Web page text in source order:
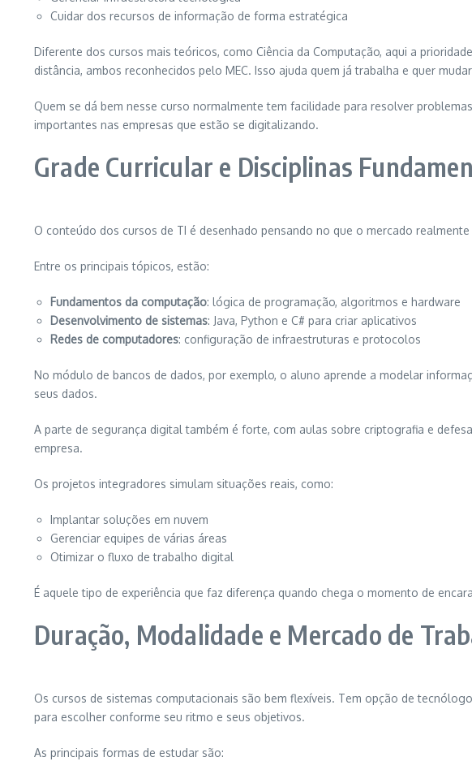
Cuidar dos recursos de informação de forma estratégica
Diferente dos cursos mais teóricos, como Ciência da Computação, aqui a
distância, ambos reconhecidos pelo MEC. Isso ajuda quem já trabalha e quer
Quem se dá bem nesse curso normalmente tem facilidade para resolver
importantes nas empresas que estão se digitalizando.
Grade Curricular e Disciplinas
O conteúdo dos cursos de TI é desenhado pensando no que o mercado
Entre os principais tópicos, estão:
Fundamentos da computação: lógica de programação, algoritmos e hardware
Desenvolvimento de sistemas: Java, Python e C# para criar aplicativos
Redes de computadores: configuração de infraestruturas e protocolos
No módulo de bancos de dados, por exemplo, o aluno aprende a modelar
seus dados.
A parte de segurança digital também é forte, com aulas sobre criptografia e
empresa.
Os projetos integradores simulam situações reais, como:
Implantar soluções em nuvem
Gerenciar equipes de várias áreas
Otimizar o fluxo de trabalho digital
É aquele tipo de experiência que faz diferença quando chega o momento de
Duração, Modalidade e Mercado de
Os cursos de sistemas computacionais são bem flexíveis. Tem opção de
para escolher conforme seu ritmo e seus objetivos.
As principais formas de estudar são: